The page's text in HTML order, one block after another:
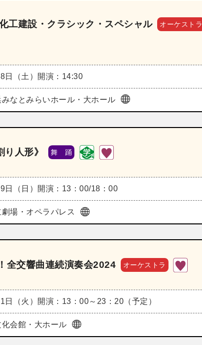
建設・クラシック・スペシャル オーケストラ
日（土） 開演：14:30
みなとみらいホール・大ホール
人形》 舞 踊
日（日） 開演：13：00/18：00
劇場・オペラパレス
全交響曲連続演奏会2024 オーケストラ
日（火） 開演：13：00～23：20（予定）
会館・大ホール